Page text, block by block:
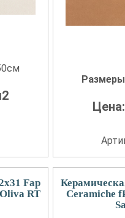
Цена:
Fap
RT
Ceramiche